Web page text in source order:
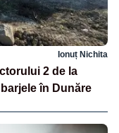
Ionuț Nichita
2 de la
în Dunăre